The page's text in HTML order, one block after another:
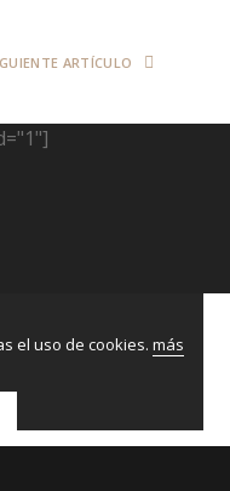
ARTÍCULO
el uso de cookies.más